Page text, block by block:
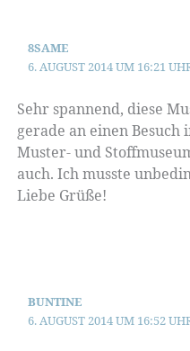
8SAME
6. AUGUST 2014 UM 16:21
Sehr spannend, diese
gerade an einen Besuch
Muster- und
auch. Ich musste
Liebe Grüße!
BUNTINE
6. AUGUST 2014 UM 16:52